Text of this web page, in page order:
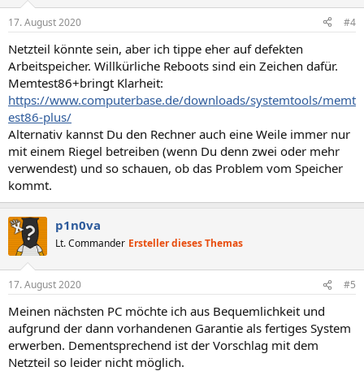
17. August 2020 #4
Netzteil könnte sein, aber ich tippe eher auf defekten
Arbeitspeicher. Willkürliche Reboots sind ein Zeichen dafür.
Memtest86+bringt Klarheit:
https://www.computerbase.de/downloads/systemtools/memt
est86-plus/
Alternativ kannst Du den Rechner auch eine Weile immer nur
mit einem Riegel betreiben (wenn Du denn zwei oder mehr
verwendest) und so schauen, ob das Problem vom Speicher
kommt.
p1n0va
Lt. Commander Ersteller dieses Themas
17. August 2020 #5
Meinen nächsten PC möchte ich aus Bequemlichkeit und
aufgrund der dann vorhandenen Garantie als fertiges System
erwerben. Dementsprechend ist der Vorschlag mit dem
Netzteil so leider nicht möglich.